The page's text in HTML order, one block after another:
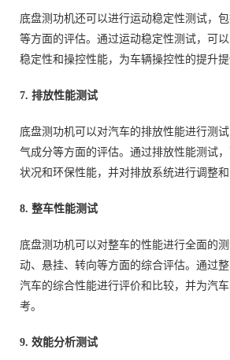
底盘测功机还可以进行运动稳定性测试，
等方面的评估。通过运动稳定性测试，可
稳定性和操控性能，为车辆操控性的提升提
7. 排放性能测试
底盘测功机可以对汽车的排放性能进行测
气成分等方面的评估。通过排放性能测试
状况和环保性能，并对排放系统进行调整和
8. 整车性能测试
底盘测功机可以对整车的性能进行全面的
动、悬挂、转向等方面的综合评估。通过
汽车的综合性能进行评价和比较，并为汽
考。
9. 效能分析测试